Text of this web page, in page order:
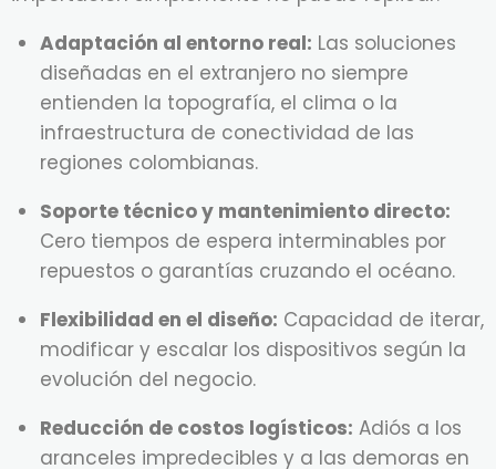
Adaptación al entorno real: Las soluciones
diseñadas en el extranjero no siempre
entienden la topografía, el clima o la
infraestructura de conectividad de las
regiones colombianas.
Soporte técnico y mantenimiento directo:
Cero tiempos de espera interminables por
repuestos o garantías cruzando el océano.
Flexibilidad en el diseño: Capacidad de iterar,
modificar y escalar los dispositivos según la
evolución del negocio.
Reducción de costos logísticos: Adiós a los
aranceles impredecibles y a las demoras en